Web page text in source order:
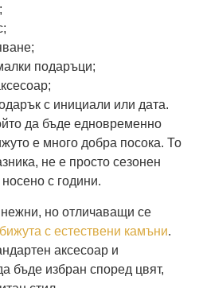
подаръци;
с инициали или дата.
да бъде едновременно
е много добра посока. То
не е просто сезонен
с години.
но отличаващи се
бижута с естествени камъни.
аксесоар и
бъде избран според цвят,